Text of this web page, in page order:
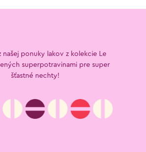
našej ponuky lakov z kolekcie Le
superpotravinami pre super
šťastné nechty!